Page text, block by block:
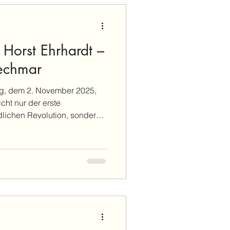
ersetzen kann die Stimme
Ehrhardt –
dem 2. November 2025,
nur der erste
Revolution, sondern
und
Wechmarer Heimatvereins
auch Träger unserer